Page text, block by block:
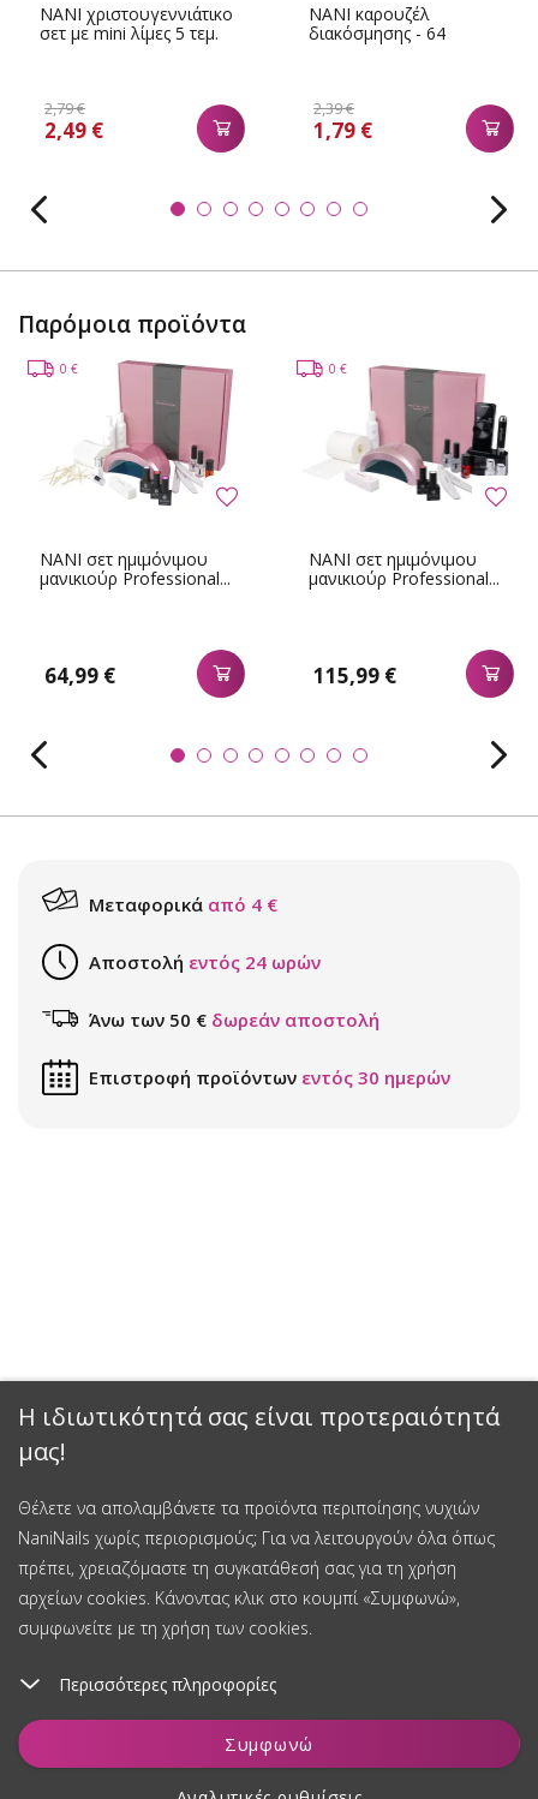
Η ιδιωτικότητά σας είναι προτεραιότητά
μας!
Θέλετε να απολαμβάνετε τα προϊόντα περιποίησης νυχιών
NaniNails χωρίς περιορισμούς; Για να λειτουργούν όλα όπως
πρέπει, χρειαζόμαστε τη συγκατάθεσή σας για τη χρήση
αρχείων cookies. Κάνοντας κλικ στο κουμπί «Συμφωνώ»,
συμφωνείτε με τη χρήση των cookies.
Περισσότερες πληροφορίες
Συμφωνώ
Προσθήκη στο καλάθι
NANI χριστουγεννιάτικο
σετ με mini λίμες 5 τεμ.
2,79 €
2,49 €
NANI καρουζέλ
διακόσμησης - 64
2,39 €
1,79 €
Παρόμοια προϊόντα
NANI σετ ημιμόνιμου
μανικιούρ Professional...
64,99 €
0 €
NANI σετ ημιμόνιμου
μανικιούρ Professional...
115,99 €
0 €
Μεταφορικά από 4 €
Αποστολή εντός 24 ωρών
Άνω των 50 € δωρεάν αποστολή
Επιστροφή προϊόντων εντός 30 ημερών
Έκπτωση 15%
Εγγραφείτε στο newsletter μας και κερδίστε έκπτωση 15% στην
πρώτη σας αγορά.
Εγγραφείτε και κερδίστε έκπτωση
Συγκατάθεση για την επεξεργασία δεδομένων προσωπικού